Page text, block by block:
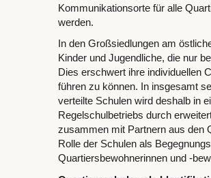
Kommunikationsorte für alle
werden.
In den Großsiedlungen am
Kinder und Jugendliche, die nur
Dies erschwert ihre individuellen
führen zu können. In insgesamt
verteilte Schulen wird deshalb in
Regelschulbetriebs durch
zusammen mit Partnern aus den
Rolle der Schulen als
Quartiersbewohnerinnen und -